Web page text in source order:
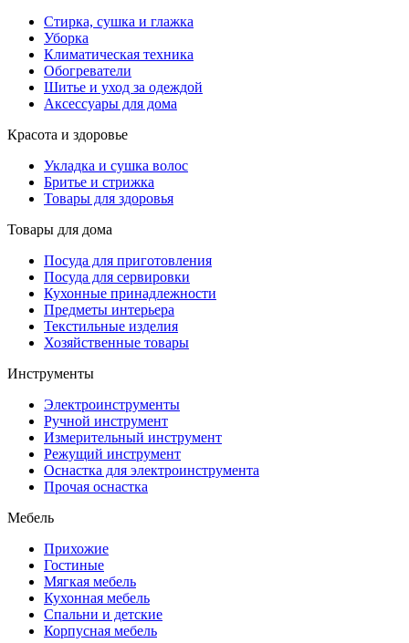
Стирка, сушка и глажка
Уборка
Климатическая техника
Обогреватели
Шитье и уход за одеждой
Аксессуары для дома
Красота и здоровье
Укладка и сушка волос
Бритье и стрижка
Товары для здоровья
Товары для дома
Посуда для приготовления
Посуда для сервировки
Кухонные принадлежности
Предметы интерьера
Текстильные изделия
Хозяйственные товары
Инструменты
Электроинструменты
Ручной инструмент
Измерительный инструмент
Режущий инструмент
Оснастка для электроинструмента
Прочая оснастка
Мебель
Прихожие
Гостиные
Мягкая мебель
Кухонная мебель
Спальни и детские
Корпусная мебель